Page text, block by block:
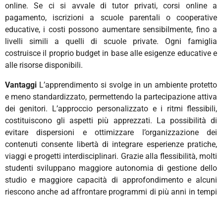
online. Se ci si avvale di tutor privati, corsi online a
pagamento, iscrizioni a scuole parentali o cooperative
educative, i costi possono aumentare sensibilmente, fino a
livelli simili a quelli di scuole private. Ogni famiglia
costruisce il proprio budget in base alle esigenze educative e
alle risorse disponibili.
Vantaggi L’apprendimento si svolge in un ambiente protetto
e meno standardizzato, permettendo la partecipazione attiva
dei genitori. L’approccio personalizzato e i ritmi flessibili,
costituiscono gli aspetti più apprezzati. La possibilità di
evitare dispersioni e ottimizzare l’organizzazione dei
contenuti consente libertà di integrare esperienze pratiche,
viaggi e progetti interdisciplinari. Grazie alla flessibilità, molti
studenti sviluppano maggiore autonomia di gestione dello
studio e maggiore capacità di approfondimento e alcuni
riescono anche ad affrontare programmi di più anni in tempi